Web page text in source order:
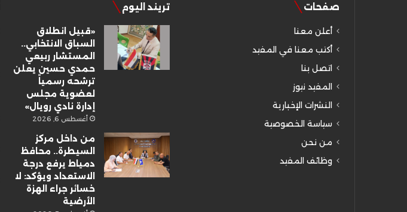
صفحات
أعلن معنا
أكتب معنا في المفيد
اتصل بنا
المفيد نيوز
النشرات الإخبارية
سياسة الخصوصية
من نحن
وظائف المفيد
تريند اليوم
«قبيل انطلاق
السباق الانتخابي..
المستشار ربيعي
حمدي حسين يعلن
ترشحه رسمياً
لعضوية مجلس
إدارة نادي رويال»
أغسطس 6, 2026
من داخل مركز
السيطرة.. محافظ
دمياط يرفع درجة
الاستعداد ويؤكد: لا
خسائر جراء الهزة
الأرضية